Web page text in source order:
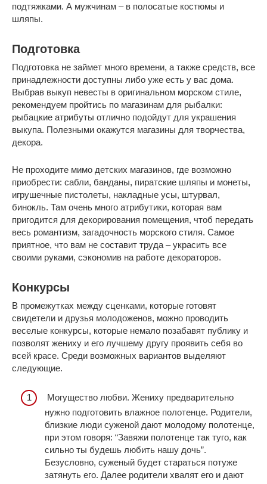
подтяжками. А мужчинам – в полосатые костюмы и
шляпы.
Подготовка
Подготовка не займет много времени, а также средств, все
принадлежности доступны либо уже есть у вас дома.
Выбрав выкуп невесты в оригинальном морском стиле,
рекомендуем пройтись по магазинам для рыбалки:
рыбацкие атрибуты отлично подойдут для украшения
выкупа. Полезными окажутся магазины для творчества,
декора.
Не проходите мимо детских магазинов, где возможно
приобрести: сабли, банданы, пиратские шляпы и монеты,
игрушечные пистолеты, накладные усы, штурвал,
бинокль. Там очень много атрибутики, которая вам
пригодится для декорирования помещения, чтоб передать
весь романтизм, загадочность морского стиля. Самое
приятное, что вам не составит труда – украсить все
своими руками, сэкономив на работе декораторов.
Конкурсы
В промежутках между сценками, которые готовят
свидетели и друзья молодоженов, можно проводить
веселые конкурсы, которые немало позабавят публику и
позволят жениху и его лучшему другу проявить себя во
всей красе. Среди возможных вариантов выделяют
следующие.
Могущество любви. Жениху предварительно
нужно подготовить влажное полотенце. Родители,
близкие люди суженой дают молодому полотенце,
при этом говоря: “Завяжи полотенце так туго, как
сильно ты будешь любить нашу дочь”.
Безусловно, суженый будет стараться потуже
затянуть его. Далее родители хвалят его и дают